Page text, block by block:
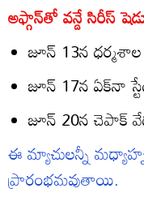
అఫ్గాన్‌తో వన్డే సిరీస్‌
జూన్ 13న
జూన్ 17న ఏక్‌నా
జూన్ 20న చెపాక్‌
ఈ మ్యాచులన్నీ
ప్రారంభమవుతాయి.